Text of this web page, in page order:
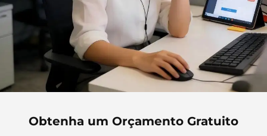
Obtenha um Orçamento Gratuito